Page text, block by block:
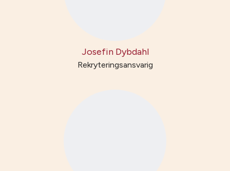
Josefin Dybdahl
Rekryteringsansvarig